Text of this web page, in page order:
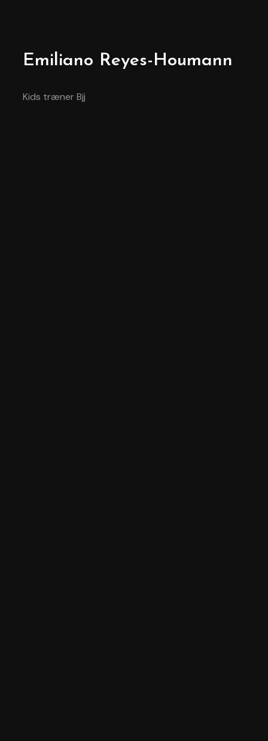
Emiliano Reyes-Houmann
Kids træner Bjj